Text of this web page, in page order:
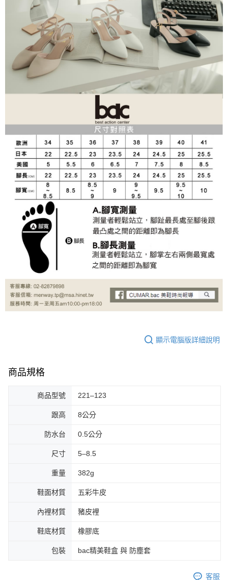
顯示電腦版詳細說明
商品規格
商品型號 221–123
跟高 8公分
防水台 0.5公分
尺寸 5–8.5
重量 382g
鞋面材質 五彩牛皮
內裡材質 豬皮裡
鞋底材質 橡膠底
包裝 bac精美鞋盒 與 防塵套
客服